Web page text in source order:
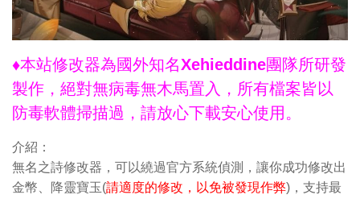
♦本站修改器為國外知名Xehieddine團隊所研發
製作，絕對無病毒無木馬置入，所有檔案皆以
防毒軟體掃描過，請放心下載安心使用。
介紹：
無名之詩修改器，可以繞過官方系統偵測，讓你成功修改出
金幣、降靈寶玉(請適度的修改，以免被發現作弊)，支持最